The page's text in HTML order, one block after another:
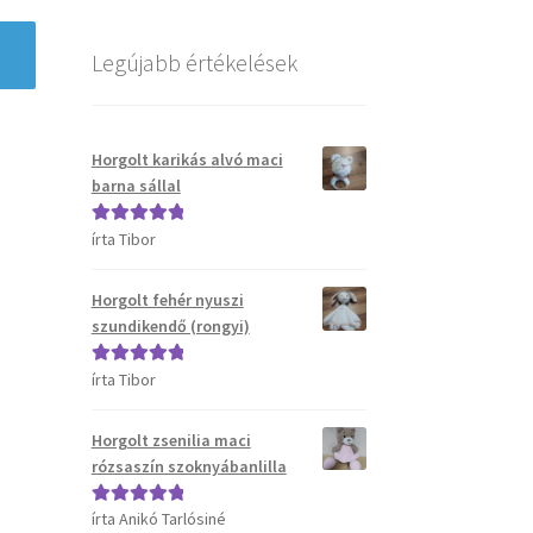
Legújabb értékelések
Horgolt karikás alvó maci
barna sállal
Értékelés:
írta Tibor
Horgolt fehér nyuszi
szundikendő (rongyi)
Értékelés:
írta Tibor
Horgolt zsenilia maci
rózsaszín szoknyábanlilla
Értékelés:5/
írta Anikó Tarlósiné